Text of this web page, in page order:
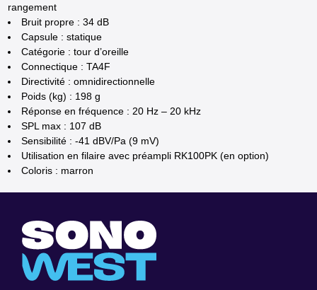
rangement
Bruit propre : 34 dB
Capsule : statique
Catégorie : tour d’oreille
Connectique : TA4F
Directivité : omnidirectionnelle
Poids (kg) : 198 g
Réponse en fréquence : 20 Hz – 20 kHz
SPL max : 107 dB
Sensibilité : -41 dBV/Pa (9 mV)
Utilisation en filaire avec préampli RK100PK (en option)
Coloris : marron